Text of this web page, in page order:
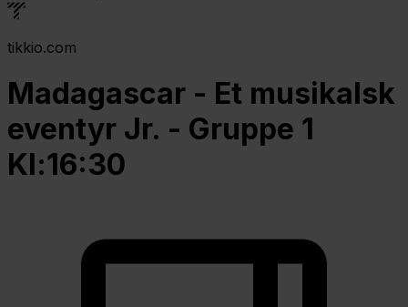
tikkio.com
Madagascar - Et musikalsk
eventyr Jr. - Gruppe 1
Kl:16:30